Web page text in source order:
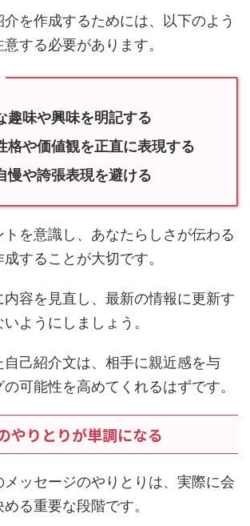
する必要があります。
格や価値観を正直に表現する
慢や誇張表現を避ける
を意識し、あなたらしさが伝わる
することが大切です。
いようにしましょう。
可能性を高めてくれるはずです。
やりとりが単調になる
ッセージのやりとりは、実際に会
る重要な段階です。